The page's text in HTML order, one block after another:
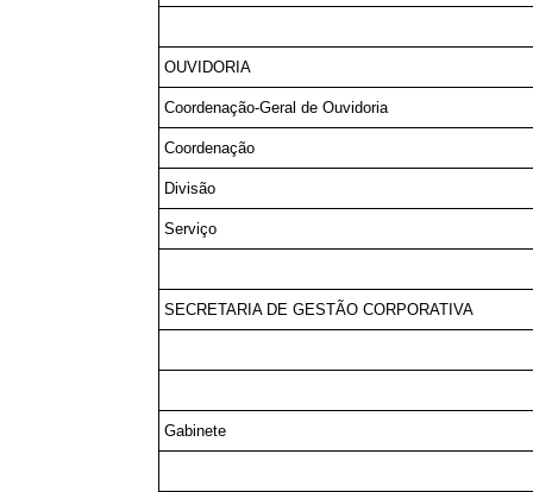
OUVIDORIA
Coordenação-Geral de Ouvidoria
Coordenação
Divisão
Serviço
SECRETARIA DE GESTÃO CORPORATIVA
Gabinete